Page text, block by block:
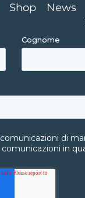
Shop News